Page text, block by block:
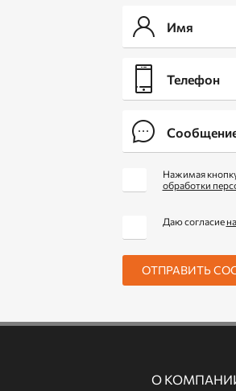
Нажимая
обработки
Даю согласие
ОТПРАВИТЬ
О